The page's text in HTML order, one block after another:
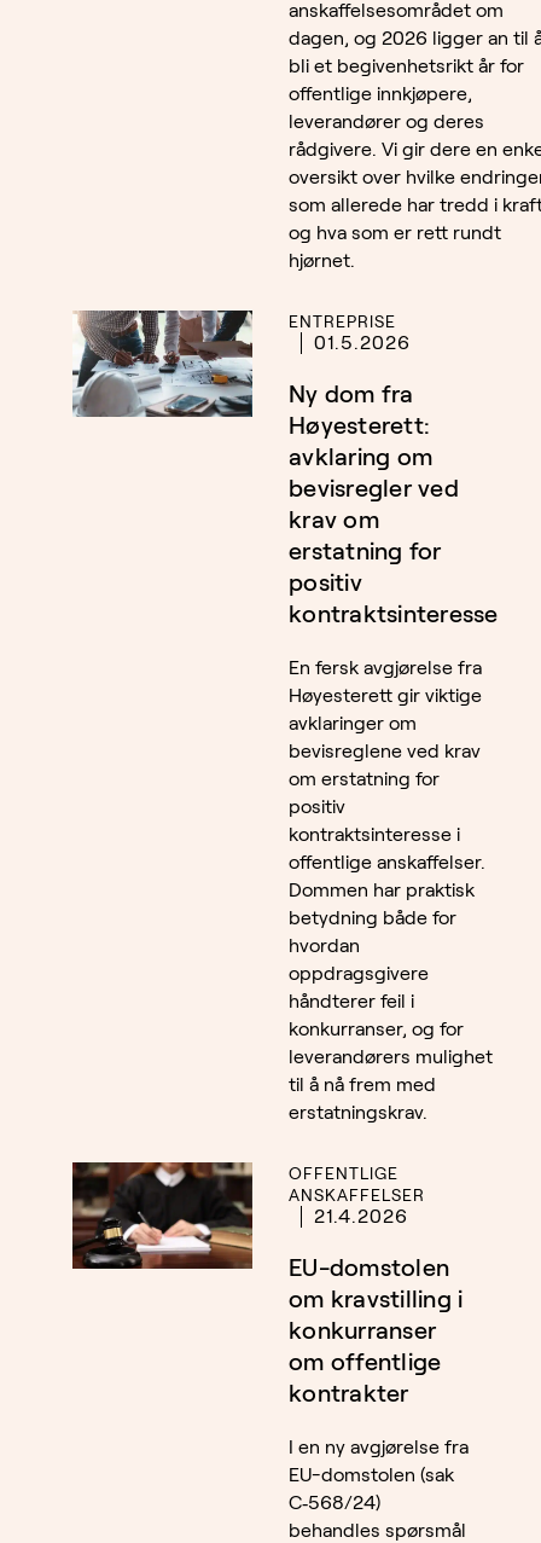
anskaffelsesområdet om
dagen, og 2026 ligger an til
bli et begivenhetsrikt år for
offentlige innkjøpere,
leverandører og deres
rådgivere. Vi gir dere en
oversikt over hvilke
som allerede har tredd i
og hva som er rett rundt
hjørnet.
ENTREPRISE
01.5.2026
Ny dom fra
Høyesterett:
avklaring om
bevisregler ved
krav om
erstatning for
positiv
kontraktsinteresse
En fersk avgjørelse fra
Høyesterett gir viktige
avklaringer om
bevisreglene ved krav
om erstatning for
positiv
kontraktsinteresse i
offentlige anskaffelser.
Dommen har praktisk
betydning både for
hvordan
oppdragsgivere
håndterer feil i
konkurranser, og for
leverandørers mulighet
til å nå frem med
erstatningskrav.
OFFENTLIGE
ANSKAFFELSER
21.4.2026
EU-domstolen
om kravstilling i
konkurranser
om offentlige
kontrakter
I en ny avgjørelse fra
EU-domstolen (sak
C‑568/24)
behandles spørsmål